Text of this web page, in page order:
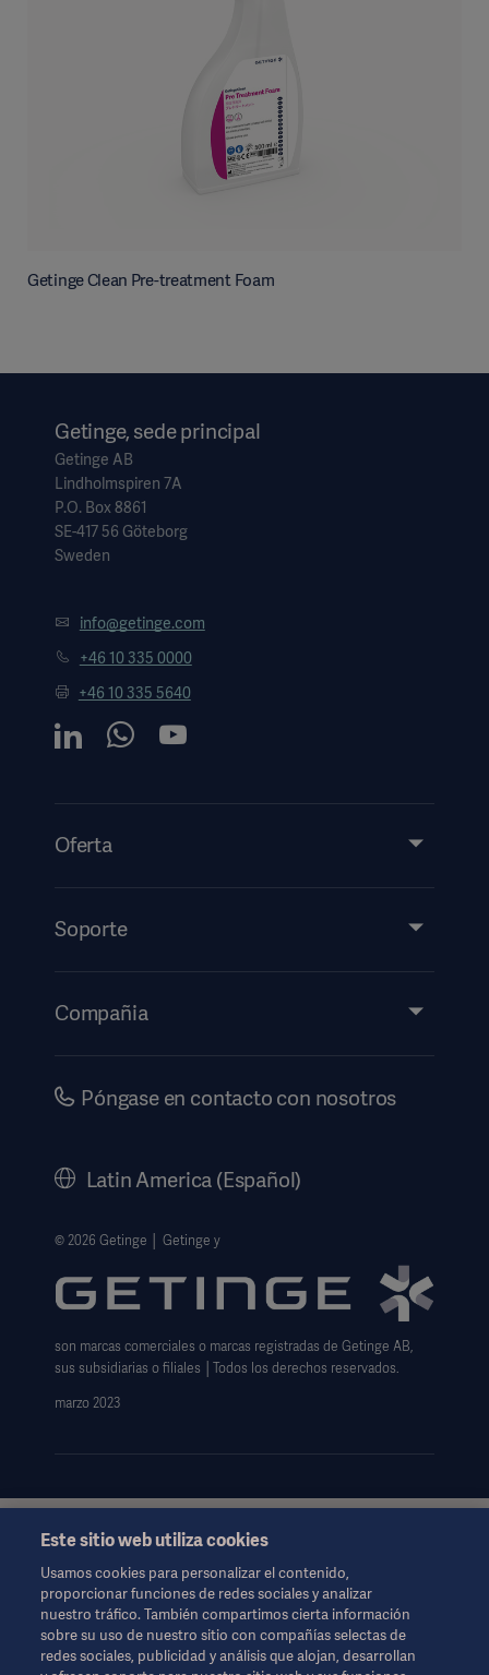
Getinge Clean Pre-treatment Foam
Getinge, sede principal
Getinge AB
Lindholmspiren 7A
P.O. Box 8861
SE-417 56 Göteborg
Sweden
info@getinge.com
+46 10 335 0000
+46 10 335 5640
Oferta
Servicios
Soporte
Eventos
Compañia
Carreras
Política de privacidad del sitio web
Exención de responsabilidad de uso del sitio web
Aviso sobre las cookies
Formulario de solicitud de datos
Póngase en contacto con nosotros
Latin America (Español)
© 2026 Getinge │ Getinge y
son marcas comerciales o marcas registradas de Getinge AB,
sus subsidiarias o filiales │Todos los derechos reservados.
marzo 2023
Esta información está dirigida exclusivamente a profesionales
de la salud u otras audiencias profesionales y son sólo para
fines informativos, no es exhaustiva y por lo tanto no debe ser
invocado como un reemplazo de las instrucciones de uso,
manual de servicio o consejo médico.
Getinge no se responsabiliza de ninguna acción u omisión de
Este sitio web utiliza cookies
Usamos cookies para personalizar el contenido,
proporcionar funciones de redes sociales y analizar
nuestro tráfico. También compartimos cierta información
sobre su uso de nuestro sitio con compañías selectas de
redes sociales, publicidad y análisis que alojan, desarrollan